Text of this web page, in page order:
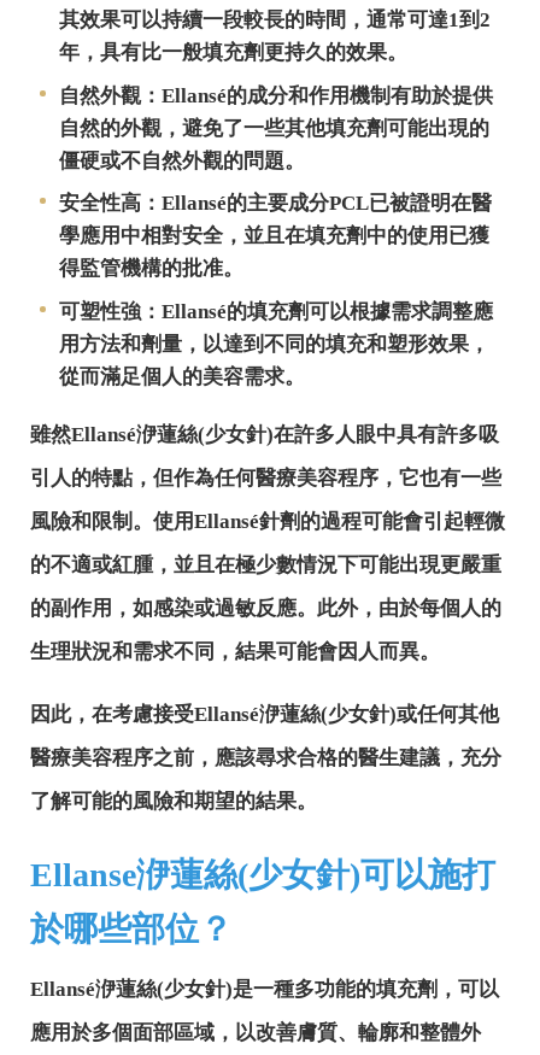
其效果可以持續一段較長的時間，通常可達1到2
年，具有比一般填充劑更持久的效果。
自然外觀：Ellansé的成分和作用機制有助於提供
自然的外觀，避免了一些其他填充劑可能出現的
僵硬或不自然外觀的問題。
安全性高：Ellansé的主要成分PCL已被證明在醫
學應用中相對安全，並且在填充劑中的使用已獲
得監管機構的批准。
可塑性強：Ellansé的填充劑可以根據需求調整應
用方法和劑量，以達到不同的填充和塑形效果，
從而滿足個人的美容需求。
雖然Ellansé洢蓮絲(少女針)在許多人眼中具有許多吸
引人的特點，但作為任何醫療美容程序，它也有一些
風險和限制。使用Ellansé針劑的過程可能會引起輕微
的不適或紅腫，並且在極少數情況下可能出現更嚴重
的副作用，如感染或過敏反應。此外，由於每個人的
生理狀況和需求不同，結果可能會因人而異。
因此，在考慮接受Ellansé洢蓮絲(少女針)或任何其他
醫療美容程序之前，應該尋求合格的醫生建議，充分
了解可能的風險和期望的結果。
Ellanse洢蓮絲(少女針)可以施打
於哪些部位？
Ellansé洢蓮絲(少女針)是一種多功能的填充劑，可以
應用於多個面部區域，以改善膚質、輪廓和整體外